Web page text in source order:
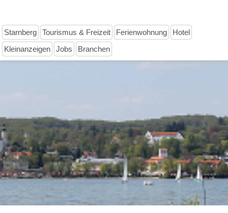
Starnberg Tourismus & Freizeit Ferienwohnung
Hotel
Kleinanzeigen
Jobs Branchen